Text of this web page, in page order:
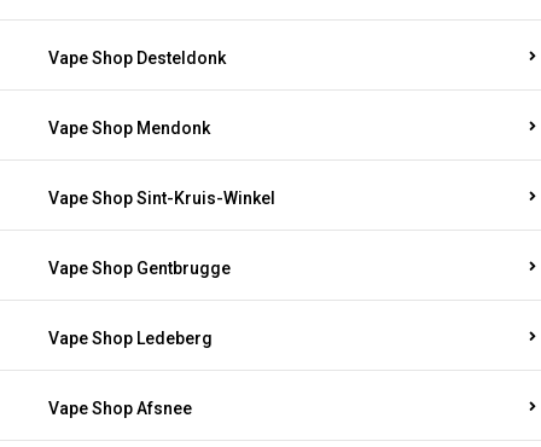
Vape Shop Desteldonk
Vape Shop Mendonk
Vape Shop Sint-Kruis-Winkel
Vape Shop Gentbrugge
Vape Shop Ledeberg
Vape Shop Afsnee